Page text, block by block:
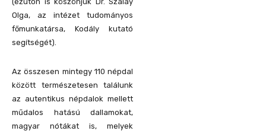
Olga, az intézet tudományos
főmunkatársa, Kodály kutató
segítségét).
Az összesen mintegy 110 népdal
között természetesen találunk
az autentikus népdalok mellett
műdalos hatású dallamokat,
magyar nótákat is, melyek